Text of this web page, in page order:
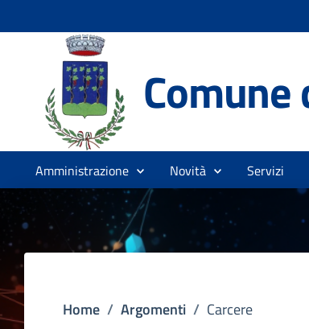
Amministrazione Novità Servizi
Home / Argomenti / Carcere